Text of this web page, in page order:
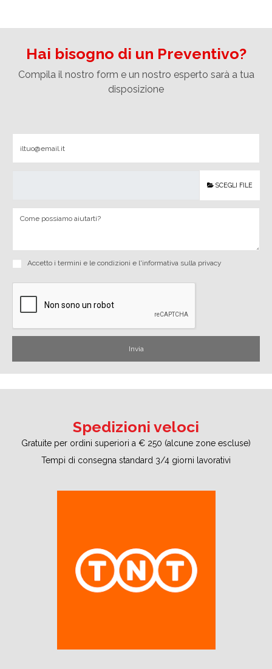
Hai bisogno di un Preventivo?
Compila il nostro form e un nostro esperto sarà a tua
disposizione
SCEGLI FILE
Accetto i termini e le condizioni e l'informativa sulla privacy
Spedizioni veloci
Gratuite per ordini superiori a € 250 (alcune zone escluse)
Tempi di consegna standard 3/4 giorni lavorativi